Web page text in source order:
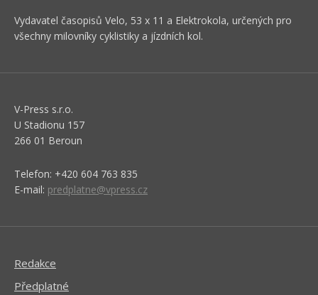
Vydavatel časopisů Velo, 53 x 11 a Elektrokola, určených pro
všechny milovníky cyklistiky a jízdních kol.
V-Press s.r.o.
U Stadionu 157
266 01 Beroun
Telefon: +420 604 763 835
E-mail: predplatne@vpress.cz
Redakce
Předplatné